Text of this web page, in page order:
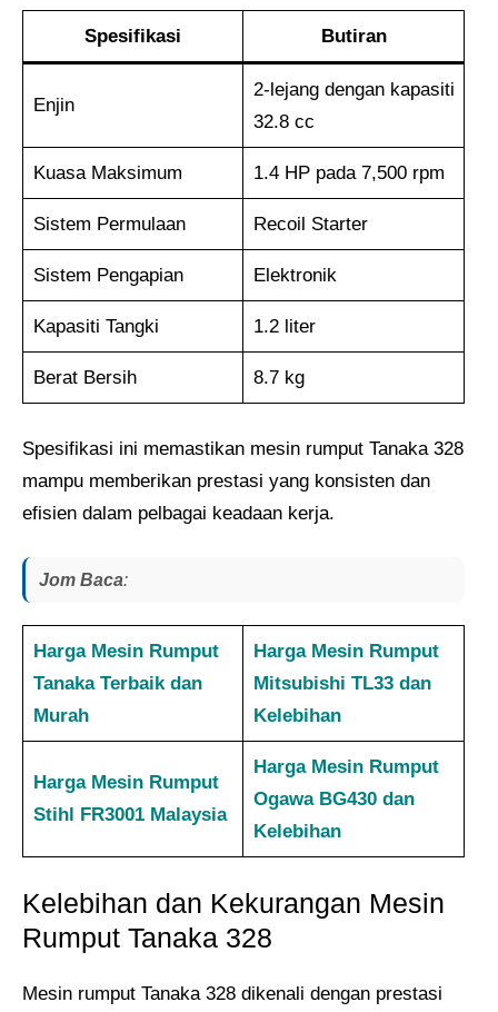
Spesifikasi Butiran
Enjin
2-lejang dengan kapasiti
32.8 cc
Kuasa Maksimum 1.4 HP pada 7,500 rpm
Sistem Permulaan Recoil Starter
Sistem Pengapian Elektronik
Kapasiti Tangki 1.2 liter
Berat Bersih 8.7 kg
Spesifikasi ini memastikan mesin rumput Tanaka 328
mampu memberikan prestasi yang konsisten dan
efisien dalam pelbagai keadaan kerja.
Jom Baca:
Harga Mesin Rumput
Tanaka​ Terbaik dan
Murah
Harga Mesin Rumput
Mitsubishi TL33 dan
Kelebihan
Harga Mesin Rumput
Stihl FR3001 Malaysia
Harga Mesin Rumput
Ogawa BG430 dan
Kelebihan
Kelebihan dan Kekurangan Mesin
Rumput Tanaka 328
Mesin rumput Tanaka 328 dikenali dengan prestasi